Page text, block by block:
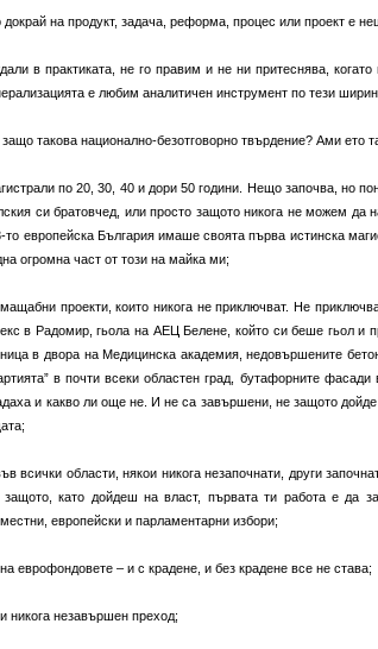
на продукт, задача, реформа, процес или проект е
в практиката, не го правим и не ни притеснява,
е любим аналитичен инструмент по тези
такова национално-безотговорно твърдение? Ами ето
по 20, 30, 40 и дори 50 години. Нещо започва, но
си братовчед, или просто защото никога не можем
тo европейска България имаше своята първа истинска
огромна част от този на майка ми;
проекти, които никога не приключват. Не
в Радомир, гьола на АЕЦ Белене, който си беше гьол и
в двора на Медицинска академия, недовършените
в почти всеки областен град, бутафорните
и какво ли още не. И не са завършени, не защото
всички области, някои никога незапочнати, други
защото, като дойдеш на власт, първата ти работа е
европейски и парламентарни избори;
еврофондовете – и с крадене, и без крадене все не става;
никога незавършен преход;